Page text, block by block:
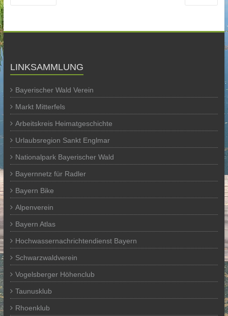
LINKSAMMLUNG
Bayerischer Wald Verein
Markt Mitterfels
Arbeitskreis Heimatgeschichte
Urlaubsregion Sankt Englmar
Nationalpark Bayerischer Wald
Bayernnetz für Radler
Bayern Bike
Alpenverein
Bayern Atlas
Hochwassernachrichtendienst Bayern
Schwarzwaldverein
Vogelsberger Höhenclub
Taunusklub
Rhoenklub